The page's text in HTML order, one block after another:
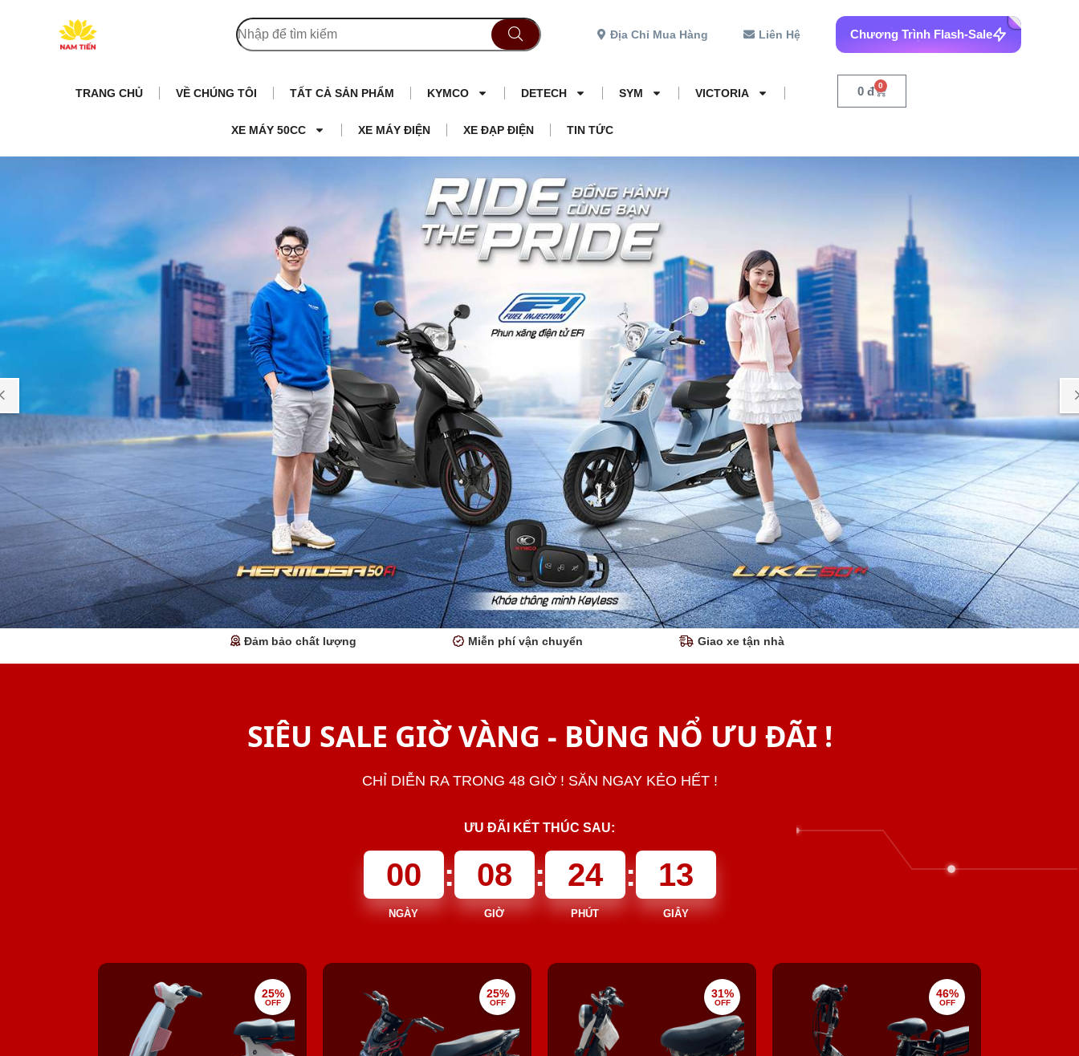
Địa Chỉ Mua Hàng Liên Hệ Chương Trình Flash-Sale
TRANG CHỦ VỀ CHÚNG TÔI TẤT CẢ SẢN PHẨM KYMCO DETECH SYM VICTORIA
XE MÁY 50CC XE MÁY ĐIỆN XE ĐẠP ĐIỆN TIN TỨC
0 đ 0
Đảm bảo chất lượng Miễn phí vận chuyển Giao xe tận nhà
SIÊU SALE GIỜ VÀNG - BÙNG NỔ ƯU ĐÃI !
CHỈ DIỄN RA TRONG 48 GIỜ ! SĂN NGAY KẺO HẾT !
ƯU ĐÃI KẾT THÚC SAU:
00
NGÀY
: 08
GIỜ
: 24
PHÚT
: 12
GIÂY
25%
OFF
25%
OFF
31%
OFF
46%
OFF